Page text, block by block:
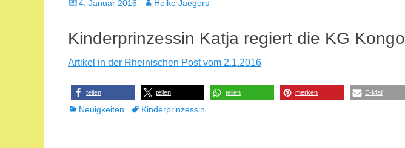
Veröffentlicht
4. Januar 2016 AutorHeike Jaegers
Kinderprinzessin Katja regiert die KG Kongo
Artikel in der Rheinischen Post vom 2.1.2016
teilen teilen teilen merken E-Mail
Kategorien
Neuigkeiten Schlagworte
Kinderprinzessin